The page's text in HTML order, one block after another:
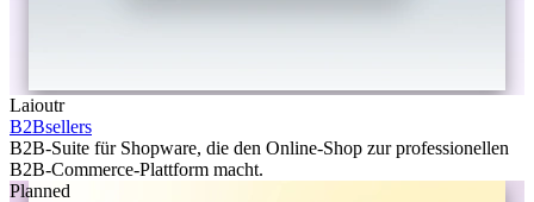
Laioutr
B2Bsellers
B2B-Suite für Shopware, die den Online-Shop zur professionellen
B2B-Commerce-Plattform macht.
Planned